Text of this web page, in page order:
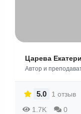
Царева
Автор и
1.7K 0
5.0 1 отзыв